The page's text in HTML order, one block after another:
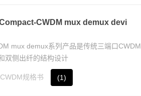
CWDM mux demux devi
mux demux系列产品是传统三端口
双侧出纤的结构设计
规格书 (1)